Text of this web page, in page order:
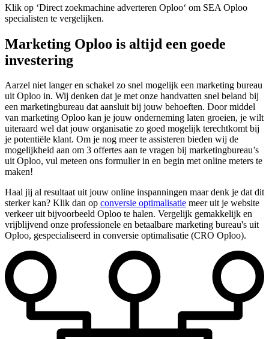
Klik op ‘Direct zoekmachine adverteren Oploo‘ om SEA Oploo
specialisten te vergelijken.
Marketing Oploo is altijd een goede
investering
Aarzel niet langer en schakel zo snel mogelijk een marketing bureau
uit Oploo in. Wij denken dat je met onze handvatten snel beland bij
een marketingbureau dat aansluit bij jouw behoeften. Door middel
van marketing Oploo kan je jouw onderneming laten groeien, je wilt
uiteraard wel dat jouw organisatie zo goed mogelijk terechtkomt bij
je potentiële klant. Om je nog meer te assisteren bieden wij de
mogelijkheid aan om 3 offertes aan te vragen bij marketingbureau’s
uit Oploo, vul meteen ons formulier in en begin met online meters te
maken!
Haal jij al resultaat uit jouw online inspanningen maar denk je dat dit
sterker kan? Klik dan op conversie optimalisatie meer uit je website
verkeer uit bijvoorbeeld Oploo te halen. Vergelijk gemakkelijk en
vrijblijvend onze professionele en betaalbare marketing bureau's uit
Oploo, gespecialiseerd in conversie optimalisatie (CRO Oploo).